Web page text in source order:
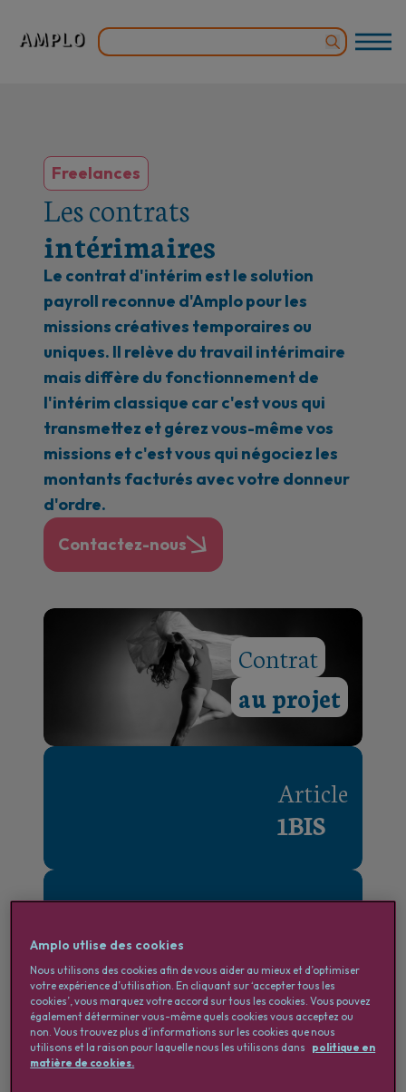
Freelances
Les contrats
intérimaires
Le contrat d'intérim est le solution
payroll reconnue d'Amplo pour les
missions créatives temporaires ou
uniques. Il relève du travail intérimaire
mais diffère du fonctionnement de
l'intérim classique car c'est vous qui
transmettez et gérez vous-même vos
missions et c'est vous qui négociez les
montants facturés avec votre donneur
d'ordre.
Contactez-nous
Contrat
au projet
Article
1BIS
Hello
Amplo utlise des cookies
Nous utilisons des cookies afin de vous aider au mieux et d’optimiser
votre expérience d’utilisation. En cliquant sur ‘accepter tous les
cookies’, vous marquez votre accord sur tous les cookies. Vous pouvez
également déterminer vous-même quels cookies vous acceptez ou
non. Vous trouvez plus d’informations sur les cookies que nous
utilisons et la raison pour laquelle nous les utilisons dans
politique en
matière de cookies.